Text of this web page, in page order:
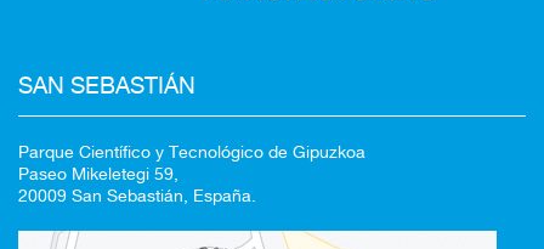
100%
SAN SEBASTIÁN
Parque Científico y Tecnológico de Gipuzkoa
Paseo Mikeletegi 59,
20009 San Sebastián, España.